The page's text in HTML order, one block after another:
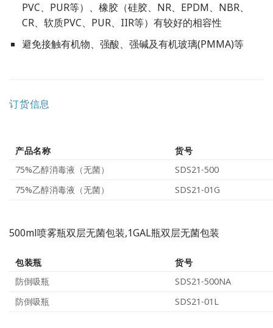
PVC、PUR等）、橡胶（硅胶、NR、EPDM、NBR、
CR、软质PVC、PUR、IIR等）有较好的相容性
避免接触有机物、强酸、强碱及有机玻璃(PMMA)等
订货信息
产品名称
货号
75%乙醇消毒液（无菌）
SDS21-500
75%乙醇消毒液（无菌）
SDS21-01G
500ml喷雾瓶双层无菌包装,1GAL瓶双层无菌包装
包装瓶
货号
防倒吸瓶
SDS21-500NA
防倒吸瓶
SDS21-01L